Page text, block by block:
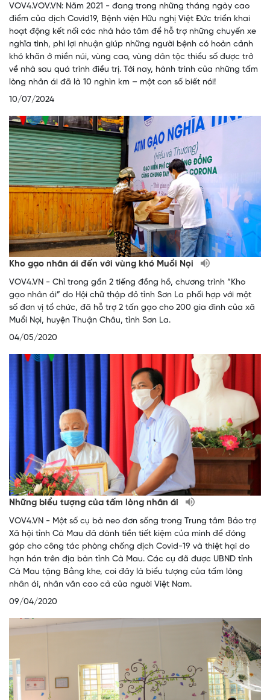
VOV4.VOV.VN: Năm 2021 - đang trong những tháng ngày cao
điểm của dịch Covid19, Bệnh viện Hữu nghị Việt Đức triển khai
hoạt động kết nối các nhà hảo tâm để hỗ trợ những chuyến xe
nghĩa tình, phi lợi nhuận giúp những người bệnh có hoàn cảnh
khó khăn ở miền núi, vùng cao, vùng dân tộc thiểu số được trở
về nhà sau quá trình điều trị. Tới nay, hành trình của những tấm
lòng nhân ái đã là 10 nghìn km – một con số biết nói!
10/07/2024
Kho gạo nhân ái đến với vùng khó Muổi Nọi
VOV4.VN - Chỉ trong gần 2 tiếng đồng hồ, chương trình “Kho
gạo nhân ái” do Hội chữ thập đỏ tỉnh Sơn La phối hợp với một
số đơn vị tổ chức, đã hỗ trợ 2 tấn gạo cho 200 gia đình của xã
Muổi Nọi, huyện Thuận Châu, tỉnh Sơn La.
04/05/2020
Những biểu tượng của tấm lòng nhân ái
VOV4.VN - Một số cụ bà neo đơn sống trong Trung tâm Bảo trợ
Xã hội tỉnh Cà Mau đã dành tiền tiết kiệm của mình để đóng
góp cho công tác phòng chống dịch Covid-19 và thiệt hại do
hạn hán trên địa bàn tỉnh Cà Mau. Các cụ đã được UBND tỉnh
Cà Mau tặng Bằng khe, coi đây là biểu tượng của tấm lòng
nhân ái, nhân văn cao cả của người Việt Nam.
09/04/2020